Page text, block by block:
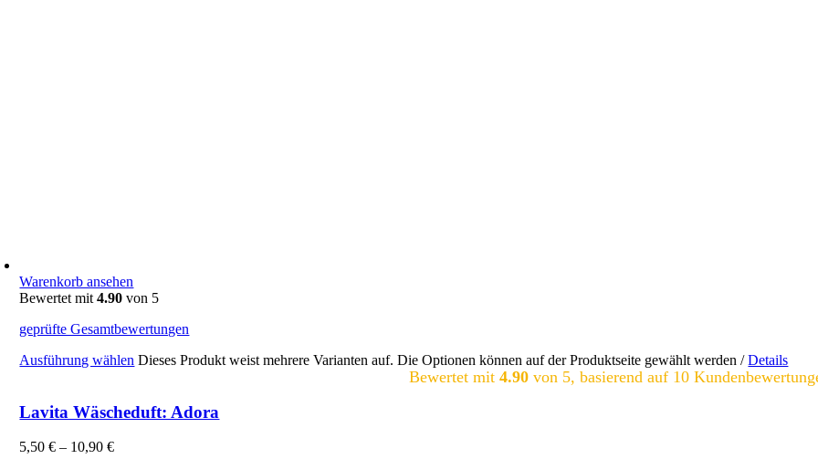
Warenkorb ansehen
Bewertet mit4.90 von 5
geprüfte Gesamtbewertungen
Ausführung wählen Dieses Produkt weist mehrere Varianten auf. Die Optionen können auf der Produktseite gewählt werden/ Details
Bewertet mit 4.90 von 5, basierend auf 10
Lavita Wäscheduft: Adora
5,50€ – 10,90€